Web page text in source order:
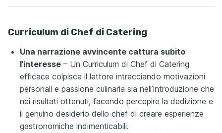
Curriculum di Chef di Catering
Una narrazione avvincente cattura subito
l’interesse – Un Curriculum di Chef di Catering
efficace colpisce il lettore intrecciando motivazioni
personali e passione culinaria sia nell’introduzione che
nei risultati ottenuti, facendo percepire la dedizione e
il genuino desiderio dello chef di creare esperienze
gastronomiche indimenticabili.